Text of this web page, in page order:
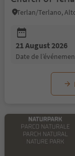
date de
Terlan/Terlano,
21 August 2026
date de